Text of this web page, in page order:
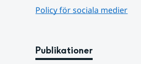
Policy för sociala medier
Publikationer